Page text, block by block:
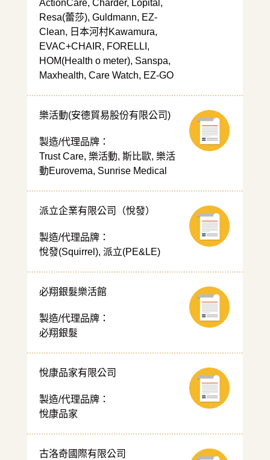
ActionCare, Charder, Lopital,
Resa(蕾莎), Guldmann, EZ-
Clean, 日本河村Kawamura,
EVAC+CHAIR, FORELLI,
HOM(Health o meter), Sanspa,
Maxhealth, Care Watch, EZ-GO
樂活動(安德貿易股份有限公司)
製造/代理品牌：
Trust Care, 樂活動, 斯比歐, 樂活
動Eurovema, Sunrise Medical
派立企業有限公司（悅發）
製造/代理品牌：
悅發(Squirrel), 派立(PE&LE)
必翔銀髮樂活館
製造/代理品牌：
必翔銀髮
悅康品家有限公司
製造/代理品牌：
悅康品家
古洛奇國際有限公司